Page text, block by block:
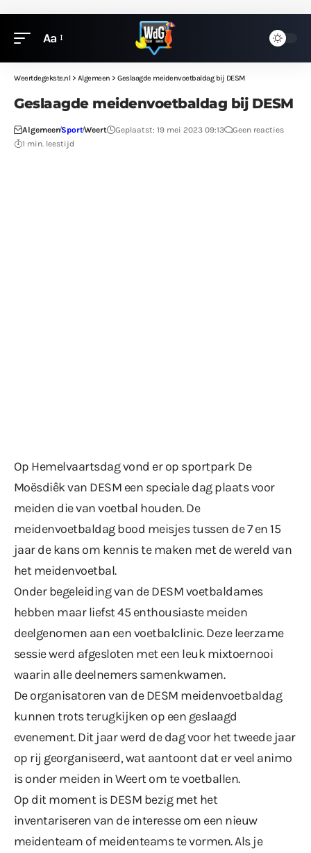
Aa
Weertdegekste.nl> Algemeen > Geslaagde meidenvoetbaldag bij DESM
Geslaagde meidenvoetbaldag bij DESM
AlgemeenSportWeert Geplaatst: 19 mei 2023 09:13
Geen reacties
1 min. leestijd
Op Hemelvaartsdag vond er op sportpark De
Moësdiêk van DESM een speciale dag plaats voor
meiden die van voetbal houden. De
meidenvoetbaldag bood meisjes tussen de 7 en 15
jaar de kans om kennis te maken met de wereld van
het meidenvoetbal.
Onder begeleiding van de DESM voetbaldames
hebben maar liefst 45 enthousiaste meiden
deelgenomen aan een voetbalclinic. Deze leerzame
sessie werd afgesloten met een leuk mixtoernooi
waarin alle deelnemers samenkwamen.
De organisatoren van de DESM meidenvoetbaldag
kunnen trots terugkijken op een geslaagd
evenement. Dit jaar werd de dag voor het tweede jaar
op rij georganiseerd, wat aantoont dat er veel animo
is onder meiden in Weert om te voetballen.
Op dit moment is DESM bezig met het
inventariseren van de interesse om een nieuw
meidenteam of meidenteams te vormen. Als je